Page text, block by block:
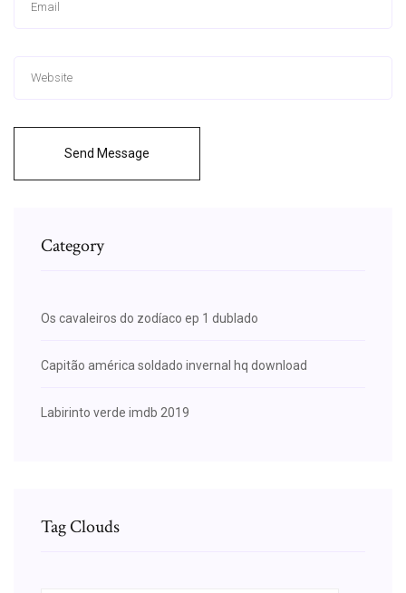
Send Message
Category
Os cavaleiros do zodíaco ep 1 dublado
Capitão américa soldado invernal hq download
Labirinto verde imdb 2019
Tag Clouds